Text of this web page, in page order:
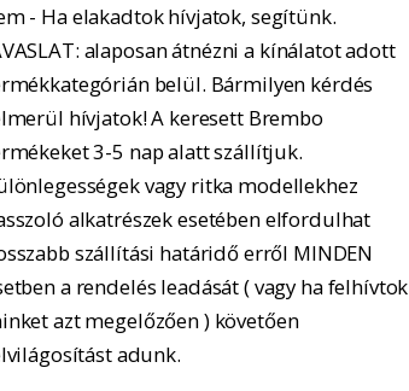
- Ha elakadtok hívjatok, segítünk.
alaposan átnézni a kínálatot adott
belül. Bármilyen kérdés
hívjatok! A keresett Brembo
3-5 nap alatt szállítjuk.
vagy ritka modellekhez
alkatrészek esetében elfordulhat
szállítási határidő erről MINDEN
a rendelés leadását ( vagy ha felhívtok
azt megelőzően ) követően
adunk.